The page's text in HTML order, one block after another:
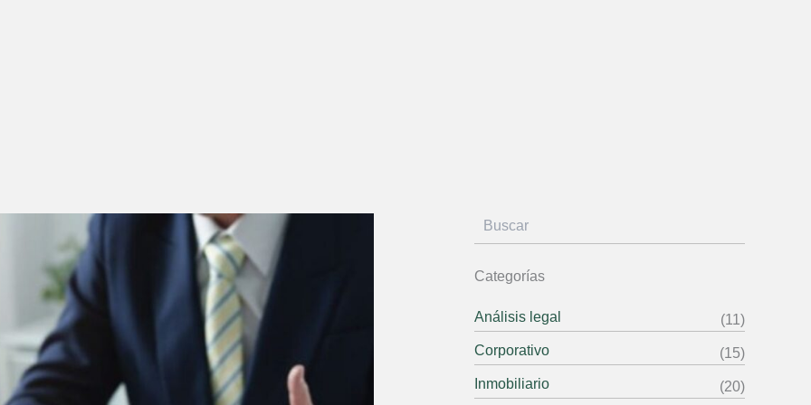
Categorías
Análisis legal
(11)
Corporativo
(15)
Inmobiliario
(20)